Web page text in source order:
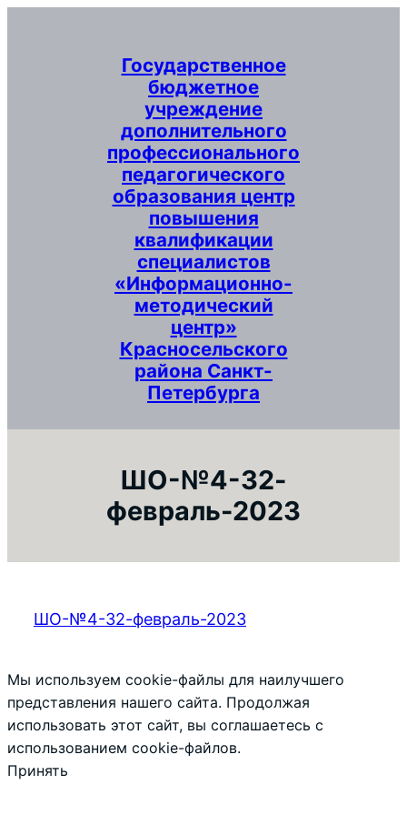
Государственное
бюджетное
учреждение
дополнительного
профессионального
педагогического
образования центр
повышения
квалификации
специалистов
«Информационно-
методический
центр»
Красносельского
района Санкт-
Петербурга
ШО-№4-32-
февраль-2023
ШО-№4-32-февраль-2023
Мы используем cookie-файлы для наилучшего
представления нашего сайта. Продолжая
использовать этот сайт, вы соглашаетесь с
использованием cookie-файлов.
Принять